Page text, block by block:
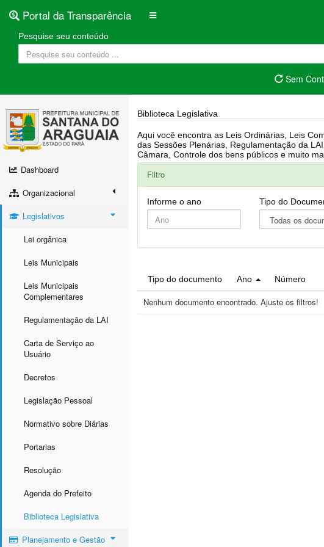
Portal da Transparência
Pesquise seu conteúdo
Sem
Dashboard
Organizacional
Legislativos
Lei orgânica
Leis Municipais
Leis Municipais
Complementares
Regulamentação da LAI
Carta de Serviço ao
Usuário
Decretos
Legislação Pessoal
Normativo sobre Diárias
Portarias
Resolução
Agenda do Prefeito
Biblioteca Legislativa
Planejamento e Gestão
Biblioteca Legislativa
Aqui você encontra as Leis Ordinárias, Leis Complementares, Portarias, Decretos, Atas, PPA, LDO, LOA, RREO, Resoluções, RGF, Lei Orgânica, Regimento Interno, Pauta
das Sessões Plenárias, Regulamentação da LAI, Atos de Julgamento do Governo, Agenda Externa do presidente, Relatório do Controle Interno, Projetos em tramitação na
Câmara, Controle
Filtro
Informe o ano Tipo do
Tipo do documento Ano Número
Nenhum documento encontrado. Ajuste os filtros!